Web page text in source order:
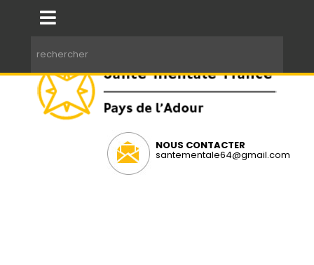
NOUS CONTACTER
santementale64@gmail.com